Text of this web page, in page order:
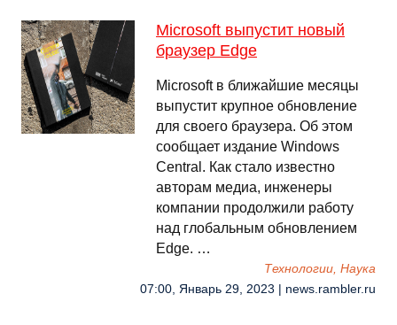
Microsoft выпустит новый
браузер Edge
Microsoft в ближайшие месяцы
выпустит крупное обновление
для своего браузера. Об этом
сообщает издание Windows
Central. Как стало известно
авторам медиа, инженеры
компании продолжили работу
над глобальным обновлением
Edge. …
Технологии, Наука
07:00, Январь 29, 2023 | news.rambler.ru